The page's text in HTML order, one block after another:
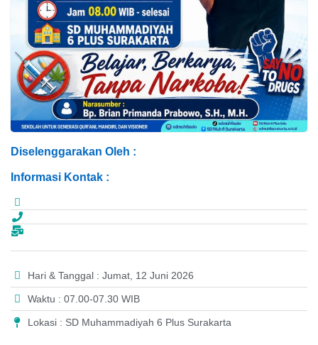
Diselenggarakan Oleh :
Informasi Kontak :
Hari & Tanggal : Jumat, 12 Juni 2026
Waktu : 07.00-07.30 WIB
Lokasi : SD Muhammadiyah 6 Plus Surakarta